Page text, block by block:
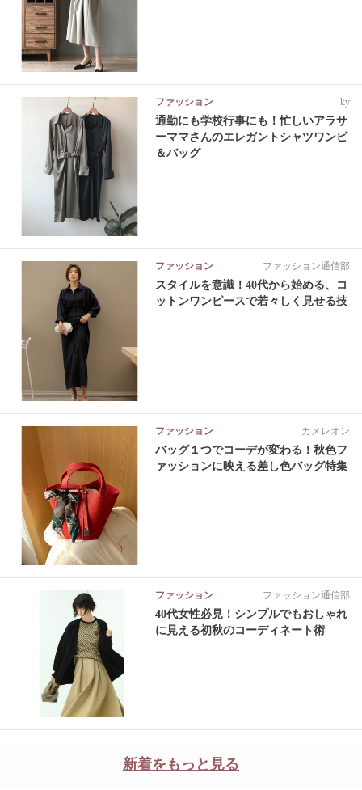
ファッション ky
通勤にも学校行事にも！忙しいアラサ
ーママさんのエレガントシャツワンピ
＆バッグ
ファッション ファッション通信部
スタイルを意識！40代から始める、コ
ットンワンピースで若々しく見せる技
ファッション カメレオン
バッグ１つでコーデが変わる！秋色フ
ァッションに映える差し色バッグ特集
ファッション ファッション通信部
40代女性必見！シンプルでもおしゃれ
に見える初秋のコーディネート術
新着をもっと見る